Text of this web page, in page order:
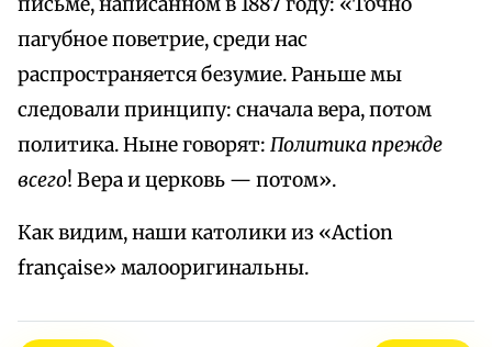
пагубное поветрие, среди нас
распространяется безумие. Раньше мы
следовали принципу: сначала вера, потом
политика. Ныне говорят: Политика прежде
всего! Вера и церковь — потом».
Как видим, наши католики из «Action
française» малооригинальны.